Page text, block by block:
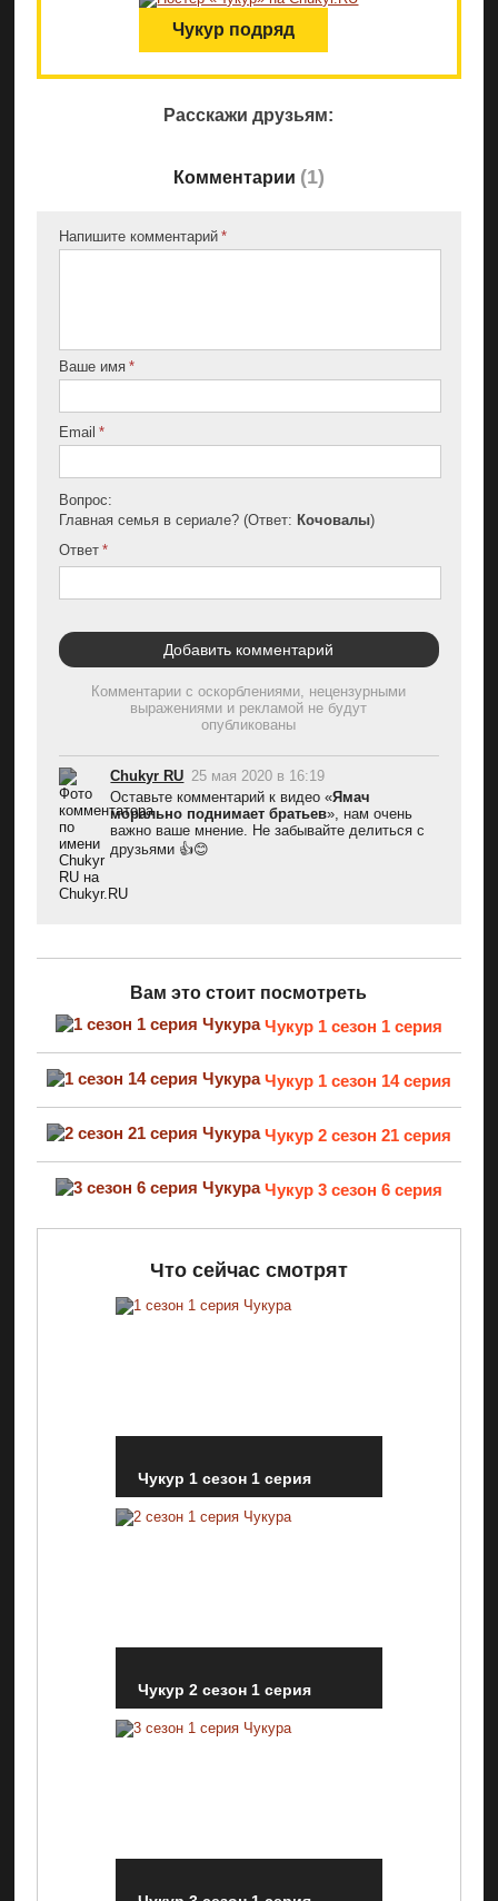
Чукур подряд
Расскажи друзьям:
Комментарии (1)
Напишите комментарий
Ваше имя
Email
Вопрос:
Главная семья в сериале? (Ответ: Кочовалы)
Ответ
Комментарии с оскорблениями, нецензурными
выражениями и рекламой не будут
опубликованы
Chukyr RU 25 мая 2020 в 16:19
Оставьте комментарий к видео «Ямач
морально поднимает братьев», нам очень
важно ваше мнение. Не забывайте делиться с
друзьями 👍😊
Вам это стоит посмотреть
Чукур 1 сезон 1 серия
Чукур 1 сезон 14 серия
Чукур 2 сезон 21 серия
Чукур 3 сезон 6 серия
Что сейчас смотрят
Чукур 1 сезон 1 серия
Чукур 2 сезон 1 серия